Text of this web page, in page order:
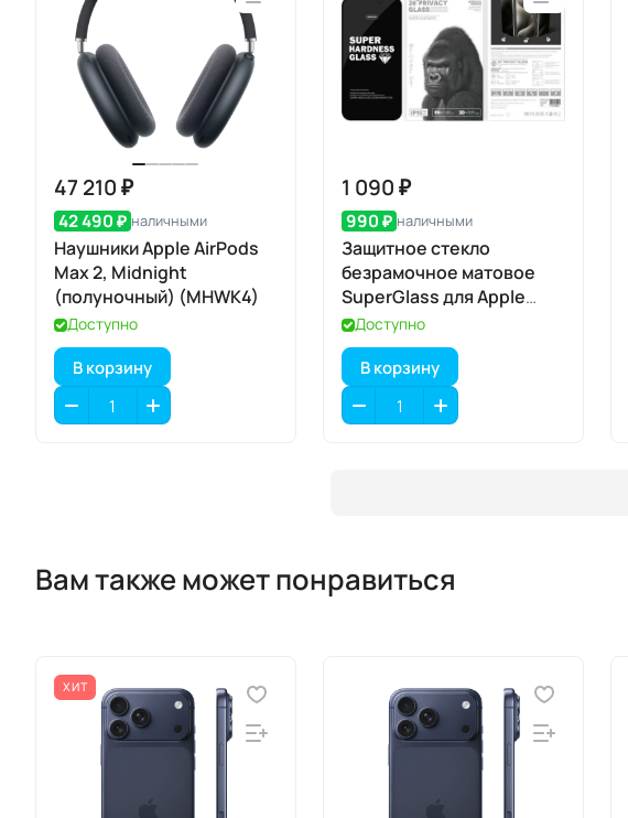
47 210 ₽
42 490 ₽ наличными
Наушники Apple AirPods
Max 2, Midnight
(полуночный) (MHWK4)
Доступно
В корзину
1 090 ₽
990 ₽ наличными
Защитное стекло
безрамочное матовое
SuperGlass для Apple
iPhone 17 Pro
Доступно
В корзину
Вам также может понравиться
ХИТ